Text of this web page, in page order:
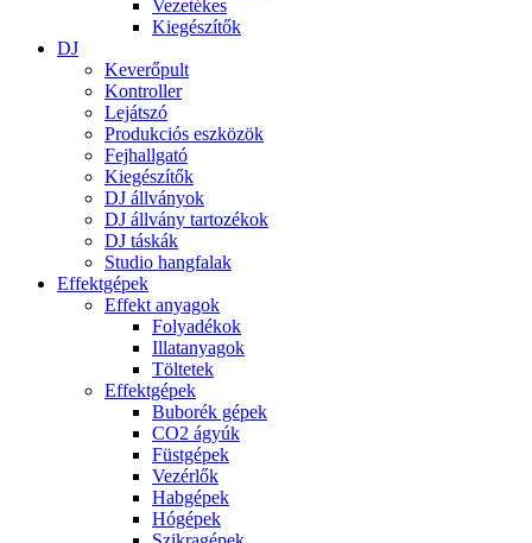
Vezetékes
Kiegészítők
DJ
Keverőpult
Kontroller
Lejátszó
Produkciós eszközök
Fejhallgató
Kiegészítők
DJ állványok
DJ állvány tartozékok
DJ táskák
Studio hangfalak
Effektgépek
Effekt anyagok
Folyadékok
Illatanyagok
Töltetek
Effektgépek
Buborék gépek
CO2 ágyúk
Füstgépek
Vezérlők
Habgépek
Hógépek